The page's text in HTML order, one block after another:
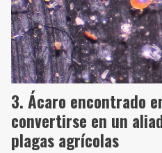
Ácaro encontrado
convertirse en un
plagas agrícolas